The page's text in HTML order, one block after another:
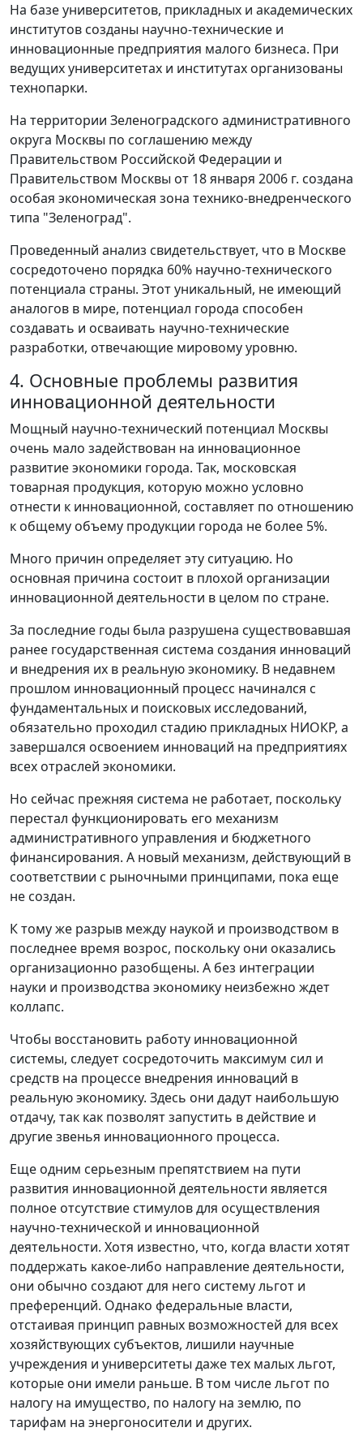
На базе университетов, прикладных и академических
институтов созданы научно-технические и
инновационные предприятия малого бизнеса. При
ведущих университетах и институтах организованы
технопарки.
На территории Зеленоградского административного
округа Москвы по соглашению между
Правительством Российской Федерации и
Правительством Москвы от 18 января 2006 г. создана
особая экономическая зона технико-внедренческого
типа "Зеленоград".
Проведенный анализ свидетельствует, что в Москве
сосредоточено порядка 60% научно-технического
потенциала страны. Этот уникальный, не имеющий
аналогов в мире, потенциал города способен
создавать и осваивать научно-технические
разработки, отвечающие мировому уровню.
4. Основные проблемы развития
инновационной деятельности
Мощный научно-технический потенциал Москвы
очень мало задействован на инновационное
развитие экономики города. Так, московская
товарная продукция, которую можно условно
отнести к инновационной, составляет по отношению
к общему объему продукции города не более 5%.
Много причин определяет эту ситуацию. Но
основная причина состоит в плохой организации
инновационной деятельности в целом по стране.
За последние годы была разрушена существовавшая
ранее государственная система создания инноваций
и внедрения их в реальную экономику. В недавнем
прошлом инновационный процесс начинался с
фундаментальных и поисковых исследований,
обязательно проходил стадию прикладных НИОКР, а
завершался освоением инноваций на предприятиях
всех отраслей экономики.
Но сейчас прежняя система не работает, поскольку
перестал функционировать его механизм
административного управления и бюджетного
финансирования. А новый механизм, действующий в
соответствии с рыночными принципами, пока еще
не создан.
К тому же разрыв между наукой и производством в
последнее время возрос, поскольку они оказались
организационно разобщены. А без интеграции
науки и производства экономику неизбежно ждет
коллапс.
Чтобы восстановить работу инновационной
системы, следует сосредоточить максимум сил и
средств на процессе внедрения инноваций в
реальную экономику. Здесь они дадут наибольшую
отдачу, так как позволят запустить в действие и
другие звенья инновационного процесса.
Еще одним серьезным препятствием на пути
развития инновационной деятельности является
полное отсутствие стимулов для осуществления
научно-технической и инновационной
деятельности. Хотя известно, что, когда власти хотят
поддержать какое-либо направление деятельности,
они обычно создают для него систему льгот и
преференций. Однако федеральные власти,
отстаивая принцип равных возможностей для всех
хозяйствующих субъектов, лишили научные
учреждения и университеты даже тех малых льгот,
которые они имели раньше. В том числе льгот по
налогу на имущество, по налогу на землю, по
тарифам на энергоносители и других.